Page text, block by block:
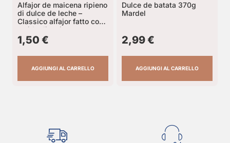
Alfajor de maicena ripieno
di dulce de leche –
Classico alfajor fatto con
amido di mais
1,50 €
AGGIUNGI AL CARRELLO
Dulce de batata 370g
Mardel
2,99€
AGGIUNGI AL CARRELLO